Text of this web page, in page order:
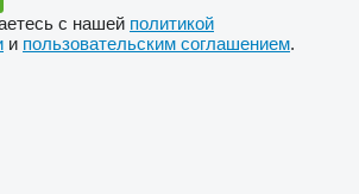
с нашей политикой
и пользовательским соглашением.